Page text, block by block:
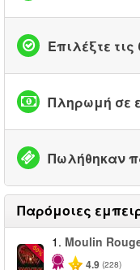
Επιλέξτε
Πληρωμή σε
Πωλήθηκαν
Παρόμοιες
-50%
1. Moulin
4.9 (228)